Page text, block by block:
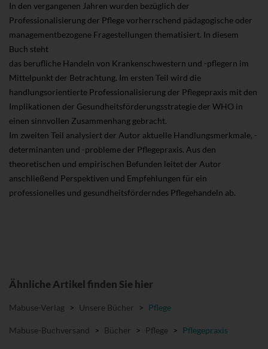
In den vergangenen Jahren wurden bezüglich der
Professionalisierung der Pflege vorherrschend pädagogische oder
managementbezogene Fragestellungen thematisiert. In diesem
Buch steht
das berufliche Handeln von Krankenschwestern und -pflegern im
Mittelpunkt der Betrachtung. Im ersten Teil wird die
handlungsorientierte Professionalisierung der Pflegepraxis mit den
Implikationen der Gesundheitsförderungsstrategie der WHO in
einen sinnvollen Zusammenhang gebracht.
Im zweiten Teil analysiert der Autor aktuelle Handlungsmerkmale, -
determinanten und -probleme der Pflegepraxis. Aus den
theoretischen und empirischen Befunden leitet der Autor
anschließend Perspektiven und Empfehlungen für ein
professionelles und gesundheitsförderndes Pflegehandeln ab.
Ähnliche Artikel finden Sie hier
Mabuse-Verlag > Unsere Bücher > Pflege
Mabuse-Buchversand > Bücher > Pflege > Pflegepraxis